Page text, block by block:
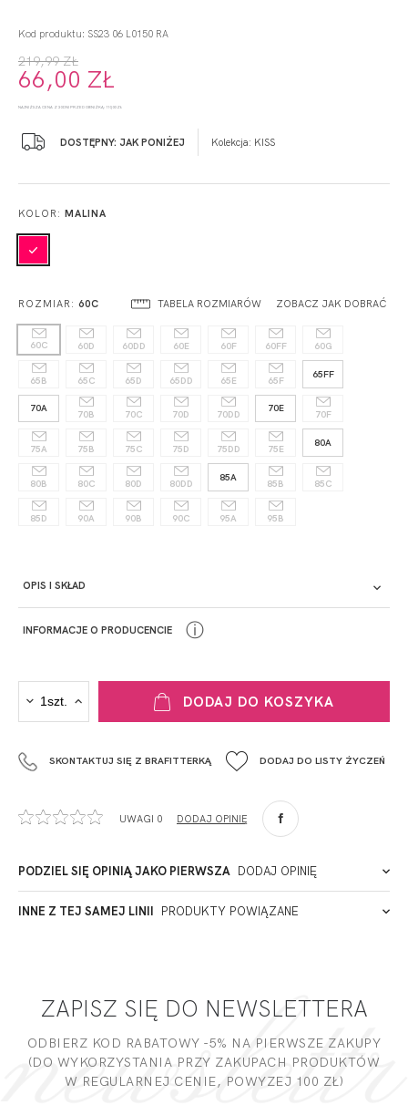
Kod produktu: SS23 06 L0150 RA
219,99 ZŁ
66,00 ZŁ
NAJNIŻSZA CENA Z 30 DNI PRZED OBNIŻKĄ: 110,00 ZŁ
DOSTĘPNY: JAK PONIŻEJ Kolekcja: KISS
KOLOR: MALINA
ROZMIAR: 60C TABELA ROZMIARÓW ZOBACZ JAK DOBRAĆ
60C 60D 60DD 60E 60F 60FF 60G
65B 65C 65D 65DD 65E 65F
65FF
70A
70B 70C 70D 70DD
70E
70F
75A 75B 75C 75D 75DD 75E
80A
80B 80C 80D 80DD
85A
85B 85C
85D 90A 90B 90C 95A 95B
OPIS I SKŁAD
INFORMACJE O PRODUCENCIE
Fashiontex Group Sp.z o.o. Spółka komandytowa
+48 42 719 43 15
90-057
Polska
ADRES PUNKTU KONTAKTOWEGO
ⓘ
DODAJ DO KOSZYKA
SKONTAKTUJ SIĘ Z BRAFITTERKĄ DODAJ DO LISTY ŻYCZEŃ
UWAGI 0 DODAJ OPINIĘ
PODZIEL SIĘ OPINIĄ JAKO PIERWSZA DODAJ OPINIĘ
Miałeś już kontakt z naszym produktem? Zostaw opinię
INNE Z TEJ SAMEJ LINII PRODUKTY POWIĄZANE
ZAPISZ SIĘ DO NEWSLETTERA
ODBIERZ KOD RABATOWY -5% NA PIERWSZE ZAKUPY
(DO WYKORZYSTANIA PRZY ZAKUPACH PRODUKTÓW
W REGULARNEJ CENIE, POWYZEJ 100 ZŁ)